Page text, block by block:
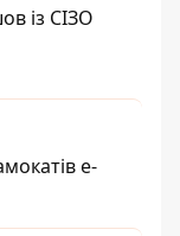
із СІЗО
e-